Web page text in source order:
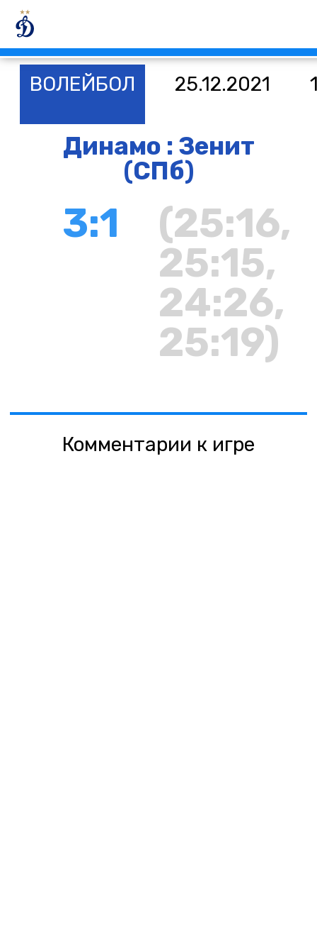
ВОЛЕЙБОЛ 25.12.2021
Динамо : Зенит
(СПб)
3:1
(25:16,
25:15,
24:26,
25:19)
Комментарии к игре